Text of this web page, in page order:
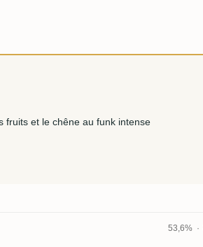
fruits et le chêne au funk intense
53,6%